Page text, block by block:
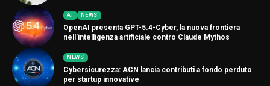
AI NEWS
OpenAI presenta GPT-5.4-Cyber, la nuova frontiera
nell’intelligenza artificiale contro Claude Mythos
NEWS
Cybersicurezza: ACN lancia contributi a fondo perduto
per startup innovative